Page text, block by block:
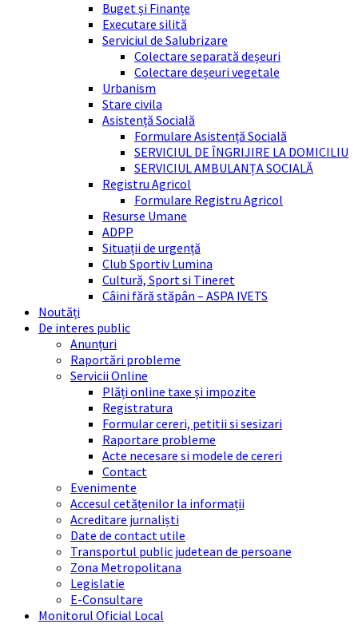
Buget și Finanțe
Executare silită
Serviciul de Salubrizare
Colectare separată deșeuri
Colectare deșeuri vegetale
Urbanism
Stare civila
Asistență Socială
Formulare Asistență Socială
SERVICIUL DE ÎNGRIJIRE LA DOMICILIU
SERVICIUL AMBULANȚA SOCIALĂ
Registru Agricol
Formulare Registru Agricol
Resurse Umane
ADPP
Situații de urgență
Club Sportiv Lumina
Cultură, Sport si Tineret
Câini fără stăpân – ASPA IVETS
Noutăți
De interes public
Anunțuri
Raportări probleme
Servicii Online
Plăți online taxe și impozite
Registratura
Formular cereri, petitii si sesizari
Raportare probleme
Acte necesare si modele de cereri
Contact
Evenimente
Accesul cetățenilor la informații
Acreditare jurnaliști
Date de contact utile
Transportul public judetean de persoane
Zona Metropolitana
Legislatie
E-Consultare
Monitorul Oficial Local